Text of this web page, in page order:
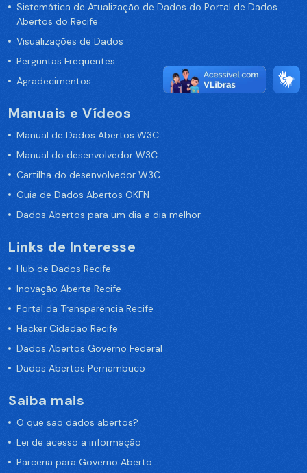
Sistemática de Atualização de Dados do Portal de Dados
Abertos do Recife
Visualizações de Dados
Perguntas Frequentes
Agradecimentos
Manuais e Vídeos
Manual de Dados Abertos W3C
Manual do desenvolvedor W3C
Cartilha do desenvolvedor W3C
Guia de Dados Abertos OKFN
Dados Abertos para um dia a dia melhor
Links de Interesse
Hub de Dados Recife
Inovação Aberta Recife
Portal da Transparência Recife
Hacker Cidadão Recife
Dados Abertos Governo Federal
Dados Abertos Pernambuco
Saiba mais
O que são dados abertos?
Lei de acesso a informação
Parceria para Governo Aberto